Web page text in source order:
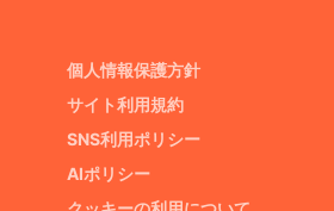
個人情報保護方針
サイト利用規約
SNS利用ポリシー
AIポリシー